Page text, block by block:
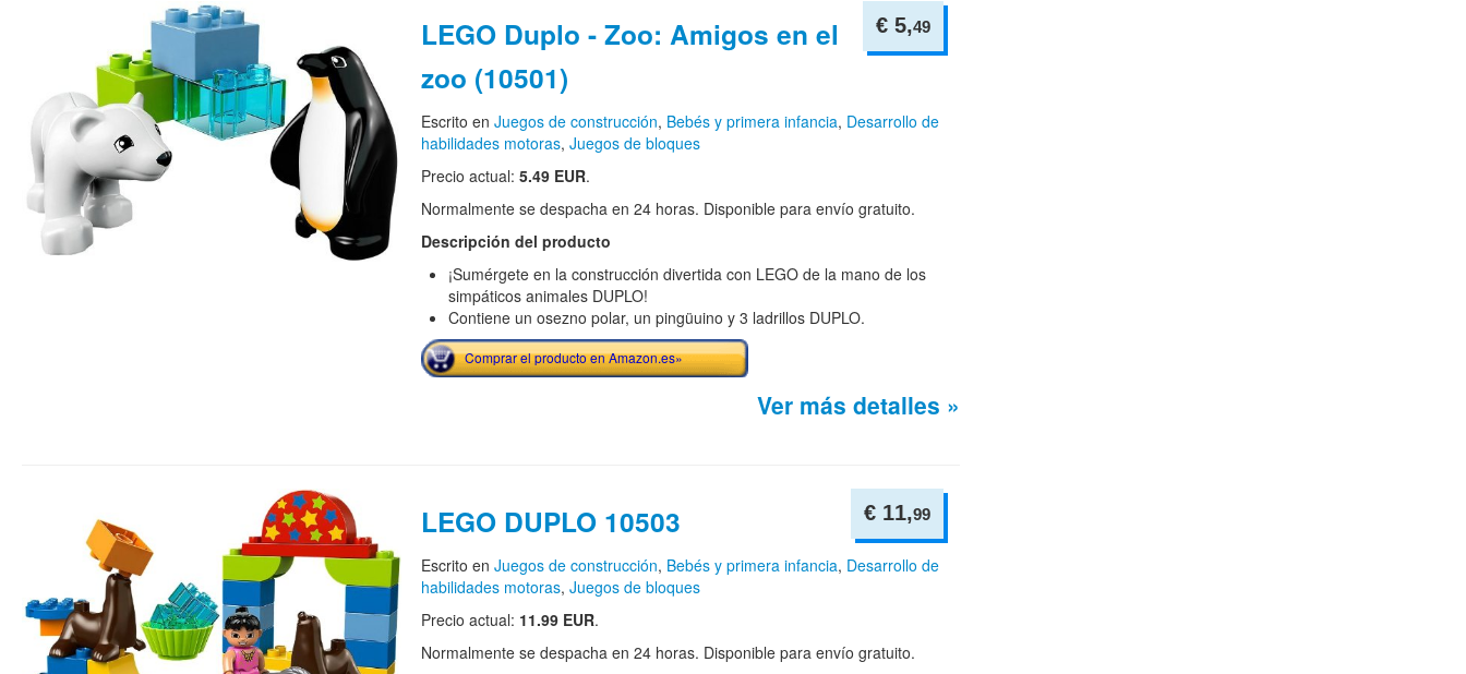
€ 5,49
LEGO Duplo - Zoo: Amigos en el
zoo (10501)
Escrito en Juegos de construcción, Bebés y primera infancia, Desarrollo de
habilidades motoras, Juegos de bloques
Precio actual: 5.49 EUR.
Normalmente se despacha en 24 horas. Disponible para envío gratuito.
Descripción del producto
¡Sumérgete en la construcción divertida con LEGO de la mano de los
simpáticos animales DUPLO!
Contiene un osezno polar, un pingüuino y 3 ladrillos DUPLO.
Comprar el producto en Amazon.es»
Ver más detalles »
€ 11,99
LEGO DUPLO 10503
Escrito en Juegos de construcción, Bebés y primera infancia, Desarrollo de
habilidades motoras, Juegos de bloques
Precio actual: 11.99 EUR.
Normalmente se despacha en 24 horas. Disponible para envío gratuito.